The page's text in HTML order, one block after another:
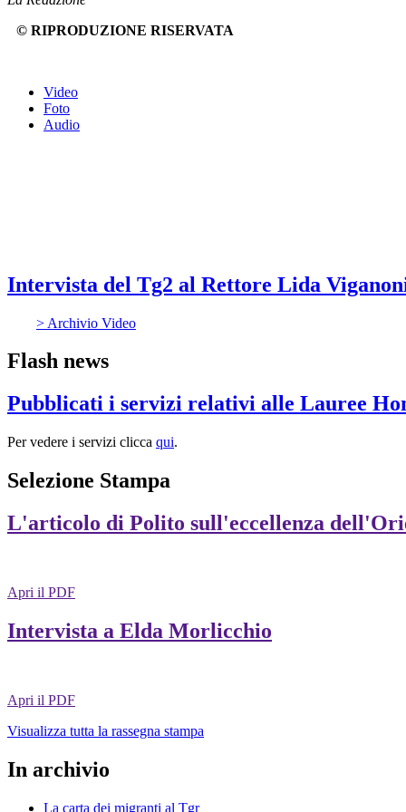
© RIPRODUZIONE RISERVATA
Video
Foto
Audio
Intervista del Tg2 al Rettore Lida
> Archivio Video
Flash news
Pubblicati i servizi relativi alle Lauree
Per vedere i servizi clicca qui.
Selezione Stampa
L'articolo di Polito sull'eccellenza
Apri il PDF
Intervista a Elda Morlicchio
Apri il PDF
Visualizza tutta la rassegna stampa
In archivio
La carta dei migranti al Tgr